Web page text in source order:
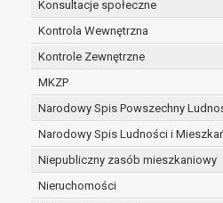
Konsultacje społeczne
Kontrola Wewnętrzna
Kontrole Zewnętrzne
MKZP
Narodowy Spis Powszechny
Narodowy Spis Ludności i
Niepubliczny zasób mieszkaniowy
Nieruchomości
osobowych –
prawidłowość
dane
ograniczenia,
administrator
której dane
dochodzenia
osoba, której